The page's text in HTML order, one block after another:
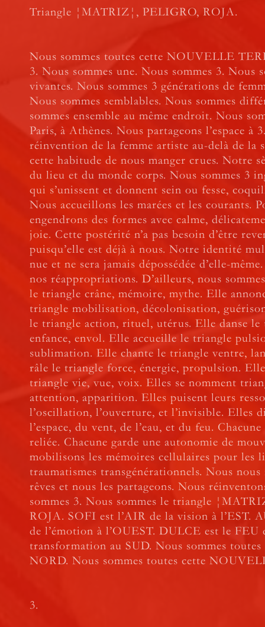
Triangle ¦MATRIZ¦, PELIGRO, ROJA.
Nous sommes toutes cette NOUVELLE
3. Nous sommes une. Nous sommes 3. Nous
vivantes. Nous sommes 3 générations de
Nous sommes semblables. Nous sommes
sommes ensemble au même endroit. Nous
Paris, à Athènes. Nous partageons l’espace à
réinvention de la femme artiste au-delà de la
cette habitude de nous manger crues. Notre
du lieu et du monde corps. Nous sommes 3
qui s’unissent et donnent sein ou fesse,
Nous accueillons les marées et les courants.
engendrons des formes avec calme,
joie. Cette postérité n’a pas besoin d’être
puisqu’elle est déjà à nous. Notre identité
nue et ne sera jamais dépossédée d’elle-
nos réappropriations. D’ailleurs, nous
le triangle crâne, mémoire, mythe. Elle
triangle mobilisation, décolonisation,
le triangle action, rituel, utérus. Elle danse
enfance, envol. Elle accueille le triangle
sublimation. Elle chante le triangle ventre,
râle le triangle force, énergie, propulsion.
triangle vie, vue, voix. Elles se nomment
attention, apparition. Elles puisent leurs
l’oscillation, l’ouverture, et l’invisible. Elles
l’espace, du vent, de l’eau, et du feu. Chacune
reliée. Chacune garde une autonomie de
mobilisons les mémoires cellulaires pour les
traumatismes transgénérationnels. Nous
rêves et nous les partageons. Nous
sommes 3. Nous sommes le triangle
ROJA. SOFI est l’AIR de la vision à l’EST.
de l’émotion à l’OUEST. DULCE est le FEU
transformation au SUD. Nous sommes toutes
NORD. Nous sommes toutes cette
3.